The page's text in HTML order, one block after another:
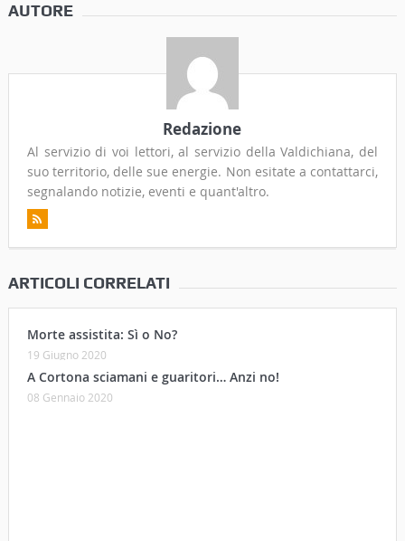
AUTORE
Redazione
Al servizio di voi lettori, al servizio della Valdichiana, del
suo territorio, delle sue energie. Non esitate a contattarci,
segnalando notizie, eventi e quant'altro.
ARTICOLI CORRELATI
Morte assistita: Sì o No?
19 Giugno 2020
A Cortona sciamani e guaritori… Anzi no!
08 Gennaio 2020